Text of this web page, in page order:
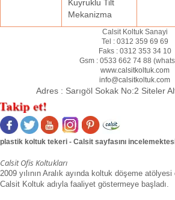
Kuyruklu Tilt
Mekanizma
Calsit Koltuk Sanayi
Tel : 0312 359 69 69
Faks : 0312 353 34 10
Gsm : 0533 662 74 88 (
www.calsitkoltuk.com
info@calsitkoltuk.com
Adres : Sarıgöl Sokak No:2 Siteler
plastik koltuk tekeri - Calsit sayfasını
Calsit Ofis Koltukları
2009 yılının Aralık ayında koltuk döşeme
Calsit Koltuk adıyla faaliyet göstermeye başladı.